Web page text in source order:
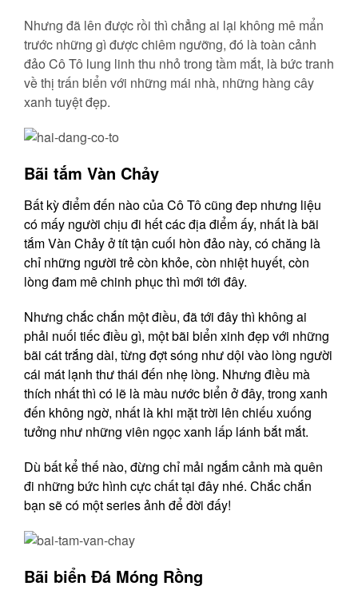
Nhưng đã lên được rồi thì chẳng ai lại không mê mẩn
trước những gì được chiêm ngưỡng, đó là toàn cảnh
đảo Cô Tô lung linh thu nhỏ trong tầm mắt, là bức tranh
về thị trấn biển với những mái nhà, những hàng cây
xanh tuyệt đẹp.
Bãi tắm Vàn Chảy
Bất kỳ điểm đến nào của Cô Tô cũng đep nhưng liệu
có mấy người chịu đi hết các địa điểm ấy, nhất là bãi
tắm Vàn Chảy ở tít tận cuối hòn đảo này, có chăng là
chỉ những người trẻ còn khỏe, còn nhiệt huyết, còn
lòng đam mê chinh phục thì mới tới đây.
Nhưng chắc chắn một điều, đã tới đây thì không ai
phải nuối tiếc điều gì, một bãi biển xinh đẹp với những
bãi cát trắng dài, từng đợt sóng như dội vào lòng người
cái mát lạnh thư thái đến nhẹ lòng. Nhưng điều mà
thích nhất thì có lẽ là màu nước biển ở đây, trong xanh
đến không ngờ, nhất là khi mặt trời lên chiếu xuống
tưởng như những viên ngọc xanh lấp lánh bắt mắt.
Dù bất kể thế nào, đừng chỉ mải ngắm cảnh mà quên
đi những bức hình cực chất tại đây nhé. Chắc chắn
bạn sẽ có một series ảnh để đời đấy!
Bãi biển Đá Móng Rồng